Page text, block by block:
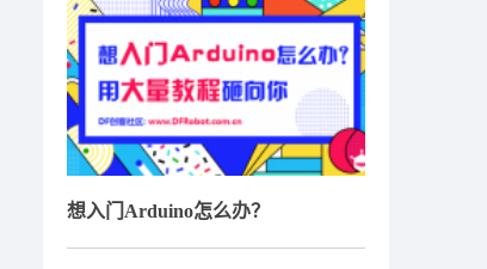
想入门Arduino怎么办？